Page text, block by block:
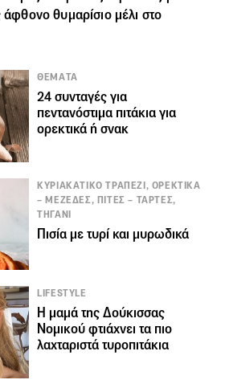
θυμαρίσιο μέλι στο
ΘΕΜΑΤΑ
24 συνταγές για
πεντανόστιμα πιτάκια για
ορεκτικά ή σνακ
ΚΥΡΙΑΚΑΤΙΚΟ ΤΡΑΠΕΖΙ, ΟΡΕΚΤΙΚΑ
– ΜΕΖΕΔΕΣ, ΠΙΤΕΣ – ΤΑΡΤΕΣ,
ΤΗΓΑΝΙ
Πισία με τυρί και μυρωδικά
LIFESTYLE
Η μαμά της Δούκισσας
Νομικού φτιάχνει τα πιο
λαχταριστά τυροπιτάκια